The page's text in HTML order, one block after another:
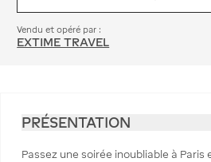
Vendu et opéré par :
EXTIME TRAVEL
PRÉSENTATION
Passez une soirée inoubliable à